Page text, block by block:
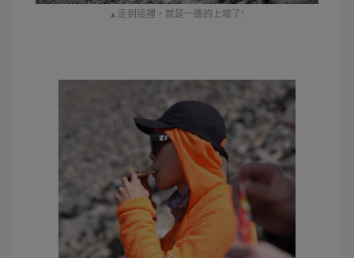
▴ 走到這裡，就是一路的上坡了!